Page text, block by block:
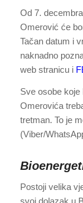
Od 7.
Omerović će
Tačan datum i
naknadno
web stranicu i
Sve osobe koje
Omerovića
tretman. To je
(Viber/
Postoji velika
svoj dolazak u